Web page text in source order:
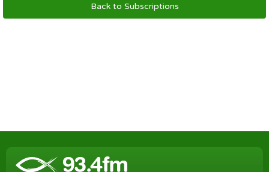
Back to Subscriptions